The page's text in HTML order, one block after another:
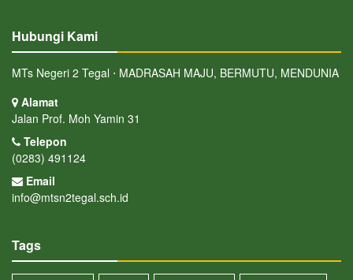
Hubungi Kami
MTs Negeri 2 Tegal ⋅ MADRASAH MAJU, BERMUTU, MENDUNIA
Alamat
Jalan Prof. Moh Yamin 31
Telepon
(0283) 491124
Email
info@mtsn2tegal.sch.id
Tags